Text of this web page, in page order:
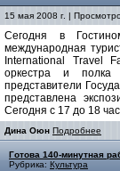
15 мая 2008 г. |
Сегодня в
международная
International Travel
оркестра и полка
представители
представлена
Сегодня с 17 до 18
Дина Оюн Подробнее
Готова 140-минутная
Рубрика: Культура